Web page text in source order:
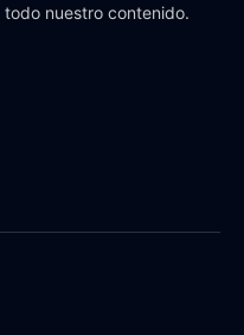
nuestro contenido.